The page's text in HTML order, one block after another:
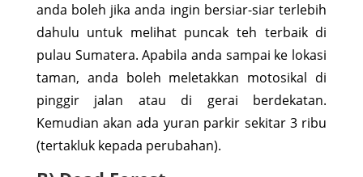
anda boleh jika anda ingin bersiar-siar terlebih
dahulu untuk melihat puncak teh terbaik di
pulau Sumatera. Apabila anda sampai ke lokasi
taman, anda boleh meletakkan motosikal di
pinggir jalan atau di gerai berdekatan.
Kemudian akan ada yuran parkir sekitar 3 ribu
(tertakluk kepada perubahan).